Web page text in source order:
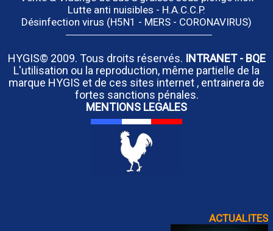
Lutte anti nuisibles - H.A.C.C.P.
Désinfection virus (H5N1 - MERS - CORONAVIRUS)
HYGIS© 2009. Tous droits réservés. INTRANET- BQE
L'utilisation ou la reproduction, même partielle de la
marque HYGIS et de ces sites internet , entrainera de
fortes sanctions pénales.
MENTIONS LEGALES
ACTUALITES